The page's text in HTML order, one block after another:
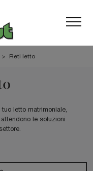
> Reti letto
letto matrimoniale,
le soluzioni